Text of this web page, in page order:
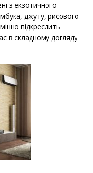
з екзотичного
джуту, рисового
підкреслить
в складному догляду